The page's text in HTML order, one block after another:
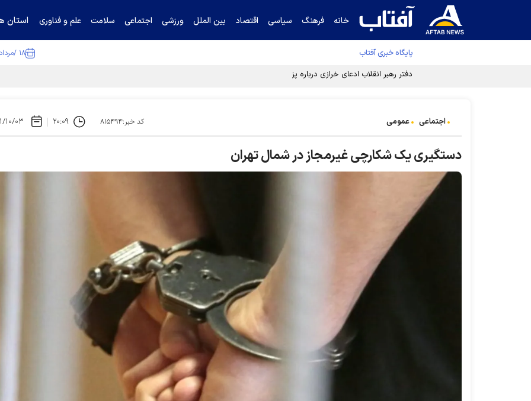
خانه فرهنگ سیاسی اقتصاد بین الملل ورزشی اجتماعی سلامت علم و فناوری استان
پایگاه خبری آفتاب ۱۸ /مرداد /۱۴۰۵
دفتر رهبر انقلاب ادعای خرازی درباره پزشکیان را تکذیب کرد
اجتماعی عمومی کد خبر:۸۱۵۴۹۴ ۲۰:۰۹ ۱۴۰۱/
دستگیری یک شکارچی غیرمجاز در شمال تهران